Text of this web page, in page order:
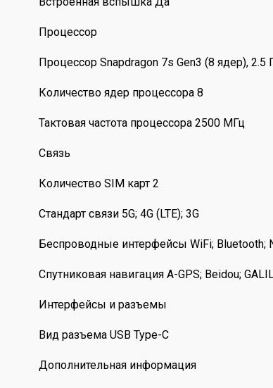
Процессор
Процессор Snapdragon 7s Gen3 (8 ядер), 2.5
Количество ядер процессора 8
Тактовая частота процессора 2500 МГц
Связь
Количество SIM карт 2
Стандарт связи 5G; 4G (LTE); 3G
Беспроводные интерфейсы WiFi; Bluetooth;
Спутниковая навигация A-GPS; Beidou;
Интерфейсы и разъемы
Вид разъема USB Type-C
Дополнительная информация